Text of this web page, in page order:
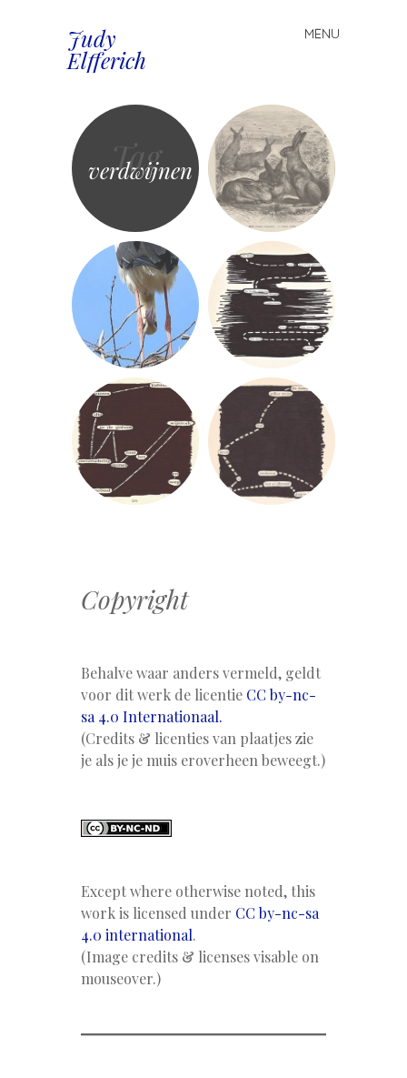
Judy
Elfferich
MENU
Spring
naar
Tag
verdwijnen
Copyright
Behalve waar anders vermeld, geldt
voor dit werk de licentie CC by-nc-
sa 4.0 Internationaal.
(Credits & licenties van plaatjes zie
je als je je muis eroverheen beweegt.)
Except where otherwise noted, this
work is licensed under CC by-nc-sa
4.0 international.
(Image credits & licenses visable on
mouseover.)